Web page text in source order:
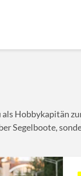
als Hobbykapitän
Segelboote,